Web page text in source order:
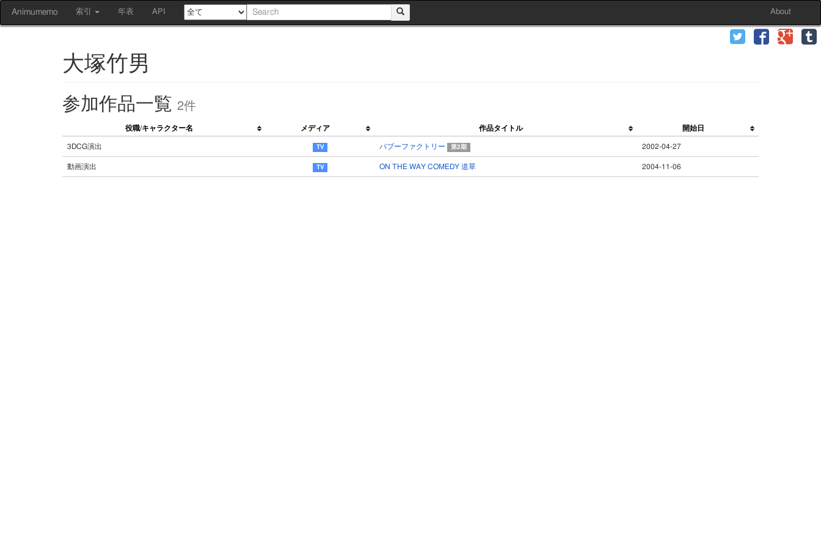
Animumemo 索引 年表 API About
大塚竹男
参加作品一覧 2件
役職/キャラクター名 メディア 作品タイトル 開始日
3DCG演出 バブーファクトリー 第2期 2002-04-27
動画演出 ON THE WAY COMEDY 道草 2004-11-06